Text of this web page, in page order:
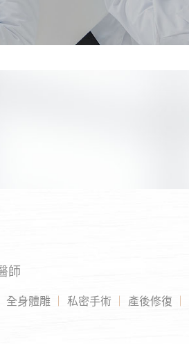
師
全身體雕 私密手術 產後修復